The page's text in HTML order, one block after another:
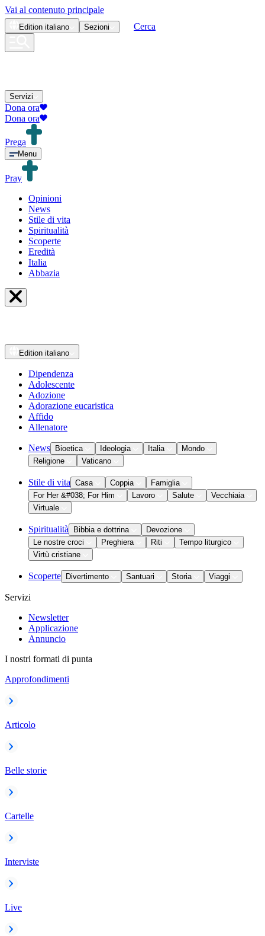
Vai al contenuto principale
Edition italiano Sezioni Cerca
Servizi
Dona ora
Dona ora
Prega
Menu
Pray
Opinioni
News
Stile di vita
Spiritualità
Scoperte
Eredità
Italia
Abbazia
Edition italiano
Dipendenza
Adolescente
Adozione
Adorazione eucaristica
Affido
Allenatore
News Bioetica Ideologia Italia
Mondo
Religione
Vaticano
Stile di vita Casa Coppia
Famiglia
For Her &#038; For Him
Lavoro Salute
Vecchiaia
Virtuale
Spiritualità Bibbia e dottrina
Devozione
Le nostre croci
Preghiera Riti
Tempo liturgico
Virtù cristiane
Scoperte Divertimento Santuari Storia Viaggi
Servizi
Newsletter
Applicazione
Annuncio
I nostri formati di punta
Approfondimenti
Articolo
Belle storie
Cartelle
Interviste
Live